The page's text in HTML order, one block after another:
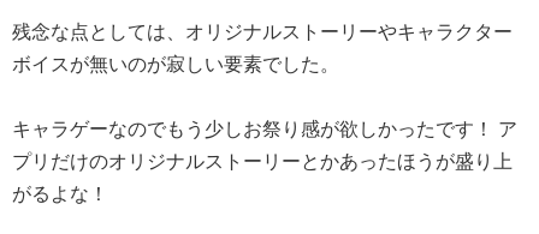
残念な点としては、オリジナルストーリーやキャラクター
ボイスが無いのが寂しい要素でした。
キャラゲーなのでもう少しお祭り感が欲しかったです！ ア
プリだけのオリジナルストーリーとかあったほうが盛り上
がるよな！